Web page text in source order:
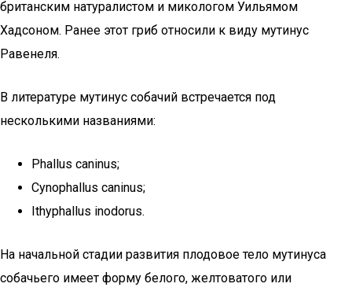
британским натуралистом и микологом Уильямом
Хадсоном. Ранее этот гриб относили к виду мутинус
Равенеля.
В литературе мутинус собачий встречается под
несколькими названиями:
Phallus caninus;
Cynophallus caninus;
Ithyphallus inodorus.
На начальной стадии развития плодовое тело мутинуса
собачьего имеет форму белого, желтоватого или